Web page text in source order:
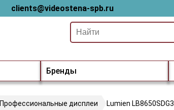
clients@videostena-spb.ru
Бренды
Профессиональные дисплеи Lumien LB8650SDG3